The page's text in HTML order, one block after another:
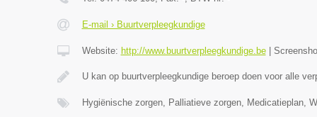
E-mail › Buurtverpleegkundige
Website: http://www.buurtverpleegkundige.be|
U kan op buurtverpleegkundige beroep doen voor alle
Hygiënische zorgen, Palliatieve zorgen, Medicatieplan,